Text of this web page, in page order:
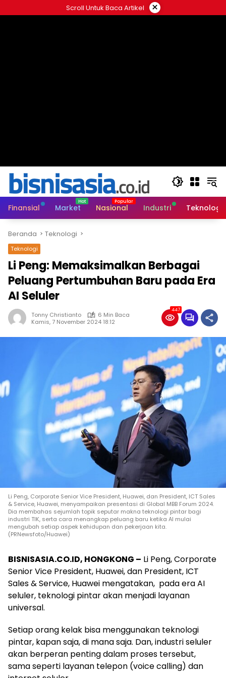
ke
Scroll Untuk Baca Artikel ×
Finansial Market Nasional Industri Teknologi
Beranda Teknologi
Teknologi
Li Peng: Memaksimalkan Berbagai
Peluang Pertumbuhan Baru pada Era
AI Seluler
Tonny Christianto
6 Min Baca
Kamis, 7 November 2024 18:12
447
Li Peng, Corporate Senior Vice President, Huawei, dan President, ICT Sales
& Service, Huawei, menyampaikan presentasi di Global MBB Forum 2024.
Dia membahas sejumlah topik seputar makna teknologi pintar bagi
industri TIK, serta cara menangkap peluang baru ketika AI mulai
mengubah setiap aspek kehidupan dan pekerjaan kita.
(PRNewsfoto/Huawei)
BISNISASIA.CO.ID, HONGKONG – Li Peng, Corporate
Senior Vice President, Huawei, dan President, ICT
Sales & Service, Huawei mengatakan, pada era AI
seluler, teknologi pintar akan menjadi layanan
universal.
Setiap orang kelak bisa menggunakan teknologi
pintar, kapan saja, di mana saja. Dan, industri seluler
akan berperan penting dalam proses tersebut,
sama seperti layanan telepon (voice calling) dan